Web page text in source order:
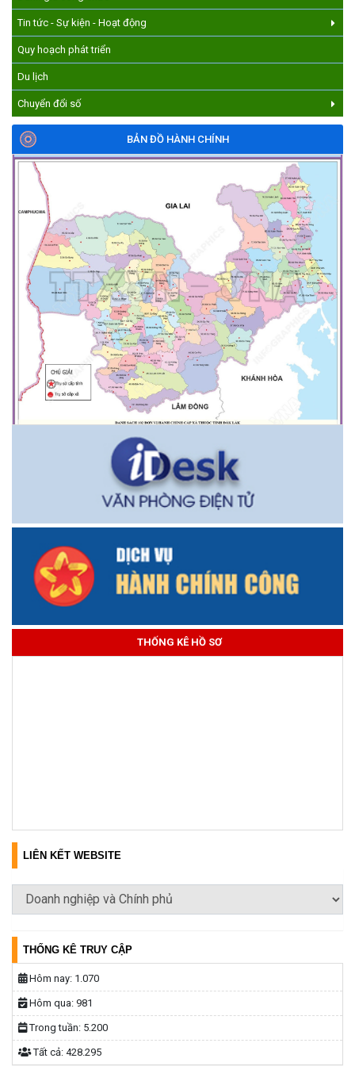
Tin tức - Sự kiện - Hoạt động
Quy hoạch phát triển
Du lịch
Chuyển đổi số
BẢN ĐỒ HÀNH CHÍNH
THỐNG KÊ HỒ SƠ
LIÊN KẾT WEBSITE
THỐNG KÊ TRUY CẬP
Hôm nay: 1.070
Hôm qua: 981
Trong tuần: 5.200
Tất cả: 428.295
(17/07/2026)